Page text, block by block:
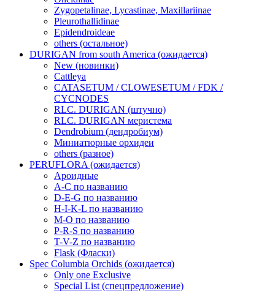
Zygopetalinae, Lycastinae, Maxillariinae
Pleurothallidinae
Epidendroideae
others (остальное)
DURIGAN from south America (ожидается)
New (новинки)
Cattleya
CATASETUM / CLOWESETUM / FDK /
CYCNODES
RLC. DURIGAN (штучно)
RLC. DURIGAN меристема
Dendrobium (дендробиум)
Миниатюрные орхидеи
others (разное)
PERUFLORA (ожидается)
Ароидные
A-C по названию
D-E-G по названию
H-I-K-L по названию
M-O по названию
P-R-S по названию
T-V-Z по названию
Flask (Фласки)
Spec Columbia Orchids (ожидается)
Only one Exclusive
Special List (спецпредложение)